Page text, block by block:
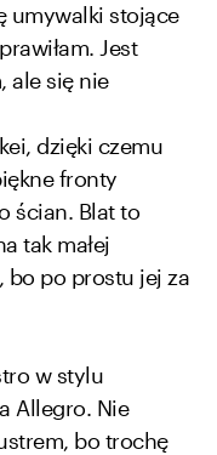
umywalki stojące
Jest
ale się nie
dzięki czemu
fronty
ścian. Blat to
tak małej
bo po prostu jej za
w stylu
Allegro. Nie
bo trochę